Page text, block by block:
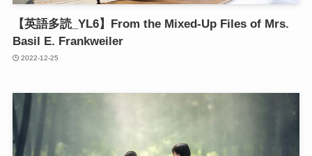
【英語多読_YL6】From the Mixed-Up Files of Mrs.
Basil E. Frankweiler
2022-12-25